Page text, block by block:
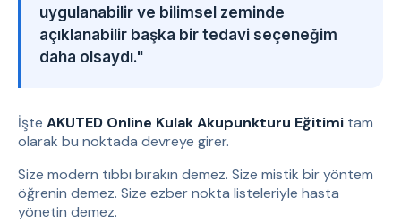
uygulanabilir ve bilimsel zeminde
açıklanabilir başka bir tedavi seçeneğim
daha olsaydı."
İşte AKUTED Online Kulak Akupunkturu Eğitimi tam
olarak bu noktada devreye girer.
Size modern tıbbı bırakın demez. Size mistik bir yöntem
öğrenin demez. Size ezber nokta listeleriyle hasta
yönetin demez.